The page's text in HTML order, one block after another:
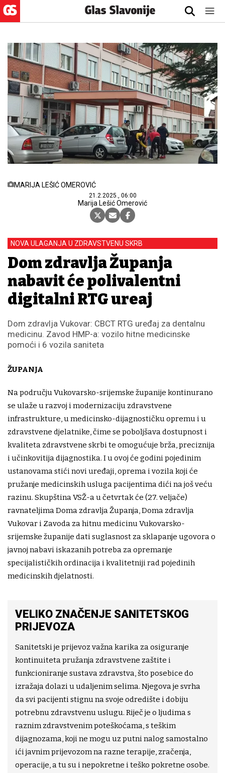
MARIJA LEŠIĆ OMEROVIĆ
21.2.2025., 06:00
Marija Lešić Omerović
NOVA ULAGANJA U ZDRAVSTVENU SKRB
Dom zdravlja Županja
nabavit će polivalentni
digitalni RTG uređaj
Dom zdravlja Vukovar: CBCT RTG uređaj za dentalnu
medicinu. Zavod HMP-a: vozilo hitne medicinske
pomoći i 6 vozila saniteta
ŽUPANJA
Na području Vukovarsko-srijemske županije kontinurano
se ulaže u razvoj i modernizaciju zdravstvene
infrastrukture, u medicinsko-dijagnostičku opremu i u
zdravstvene djelatnike, čime se poboljšava dostupnost i
kvaliteta zdravstvene skrbi te omogućuje brža, preciznija
i učinkovitija dijagnostika. I u ovoj će godini pojedinim
ustanovama stići novi uređaji, oprema i vozila koji će
pružanje medicinskih usluga pacijentima dići na još veću
razinu. Skupština VSŽ-a u četvrtak će (27. veljače)
ravnateljima Doma zdravlja Županja, Doma zdravlja
Vukovar i Zavoda za hitnu medicinu Vukovarsko-
srijemske županije dati suglasnost za sklapanje ugovora o
javnoj nabavi iskazanih potreba za opremanje
specijalističkih ordinacija i kvalitetniji rad pojedinih
medicinskih djelatnosti.
VELIKO ZNAČENJE SANITETSKOG
PRIJEVOZA
Sanitetski je prijevoz važna karika za osiguranje
kontinuiteta pružanja zdravstvene zaštite i
funkcioniranje sustava zdravstva, što posebice do
izražaja dolazi u udaljenim selima. Njegova je svrha
da svi pacijenti stignu na svoje odredište i dobiju
potrebnu zdravstvenu uslugu. Riječ je o ljudima s
raznim zdravstvenim poteškoćama, s teškim
dijagnozama, koji ne mogu uz putni nalog samostalno
ići javnim prijevozom na razne terapije, zračenja,
operacije, a tu su i nepokretne i teško pokretne osobe.